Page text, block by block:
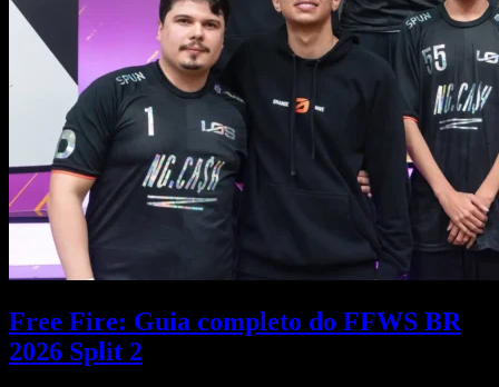
Free Fire: Guia completo do FFWS BR
2026 Split 2